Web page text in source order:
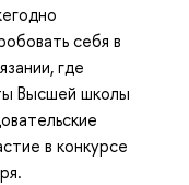
себя в
где
Высшей школы
в конкурсе